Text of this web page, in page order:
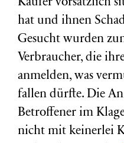
Käufer vorsätzlich
hat und ihnen
Gesucht wurden
Verbraucher, die
anmelden, was
fallen dürfte. Die
Betroffener im
nicht mit keinerlei